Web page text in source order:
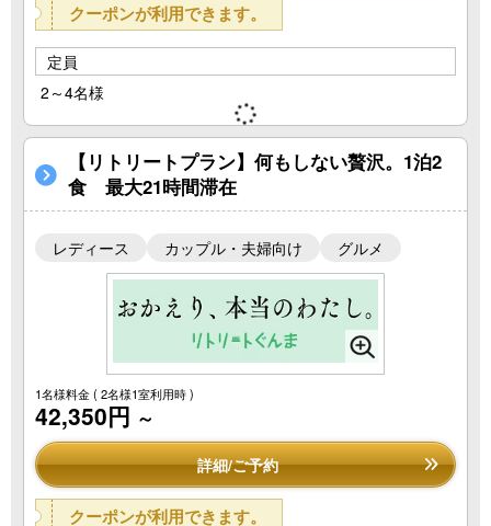
クーポンが利用できます。
定員
2～4名様
【リトリートプラン】何もしない贅沢。1泊2
食 最大21時間滞在
レディース カップル・夫婦向け グルメ
1名様料金( 2名様1室利用時 )
42,350円 ～
詳細/ご予約
クーポンが利用できます。